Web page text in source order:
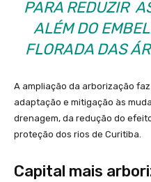
PARA REDUZIR
ALÉM DO
FLORADA DAS
A ampliação da arborização
adaptação e mitigação às
drenagem, da redução do
proteção dos rios de Curitiba.
Capital mais